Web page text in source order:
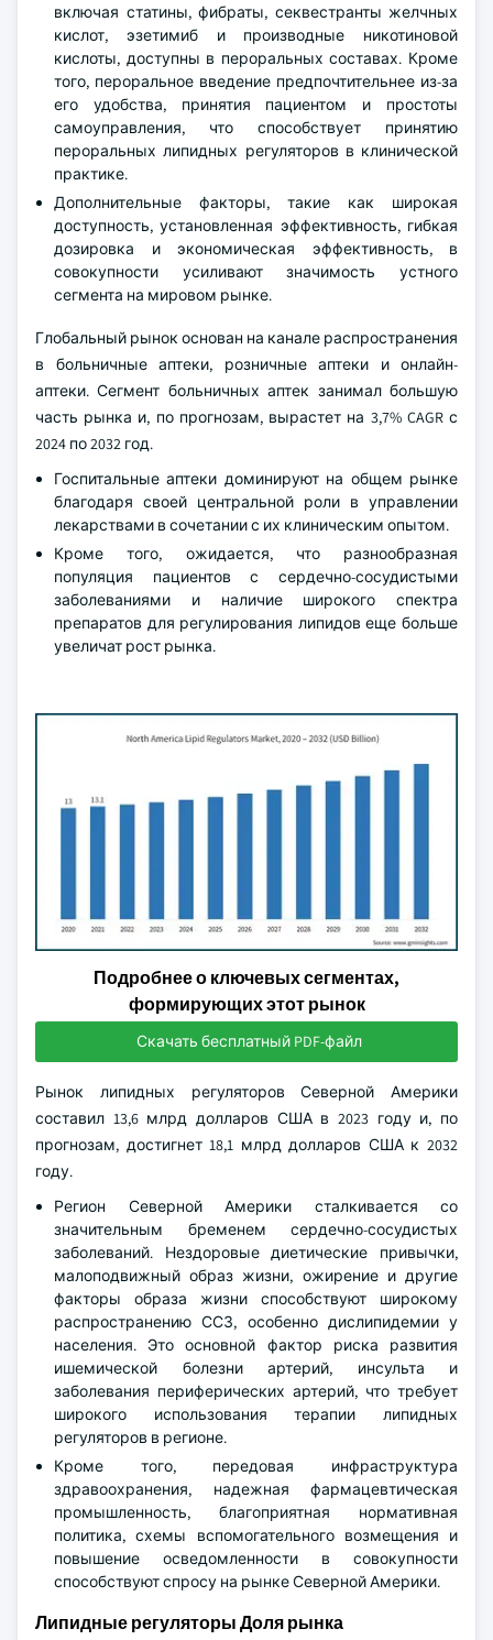
включая статины, фибраты, секвестранты желчных
кислот, эзетимиб и производные никотиновой
кислоты, доступны в пероральных составах. Кроме
того, пероральное введение предпочтительнее из-за
его удобства, принятия пациентом и простоты
самоуправления, что способствует принятию
пероральных липидных регуляторов в клинической
практике.
Дополнительные факторы, такие как широкая
доступность, установленная эффективность, гибкая
дозировка и экономическая эффективность, в
совокупности усиливают значимость устного
сегмента на мировом рынке.
Глобальный рынок основан на канале распространения
в больничные аптеки, розничные аптеки и онлайн-
аптеки. Сегмент больничных аптек занимал большую
часть рынка и, по прогнозам, вырастет на 3,7% CAGR с
2024 по 2032 год.
Госпитальные аптеки доминируют на общем рынке
благодаря своей центральной роли в управлении
лекарствами в сочетании с их клиническим опытом.
Кроме того, ожидается, что разнообразная
популяция пациентов с сердечно-сосудистыми
заболеваниями и наличие широкого спектра
препаратов для регулирования липидов еще больше
увеличат рост рынка.
Подробнее о ключевых сегментах,
формирующих этот рынок
Скачать бесплатный PDF-файл
Рынок липидных регуляторов Северной Америки
составил 13,6 млрд долларов США в 2023 году и, по
прогнозам, достигнет 18,1 млрд долларов США к 2032
году.
Регион Северной Америки сталкивается со
значительным бременем сердечно-сосудистых
заболеваний. Нездоровые диетические привычки,
малоподвижный образ жизни, ожирение и другие
факторы образа жизни способствуют широкому
распространению ССЗ, особенно дислипидемии у
населения. Это основной фактор риска развития
ишемической болезни артерий, инсульта и
заболевания периферических артерий, что требует
широкого использования терапии липидных
регуляторов в регионе.
Кроме того, передовая инфраструктура
здравоохранения, надежная фармацевтическая
промышленность, благоприятная нормативная
политика, схемы вспомогательного возмещения и
повышение осведомленности в совокупности
способствуют спросу на рынке Северной Америки.
Липидные регуляторы Доля рынка